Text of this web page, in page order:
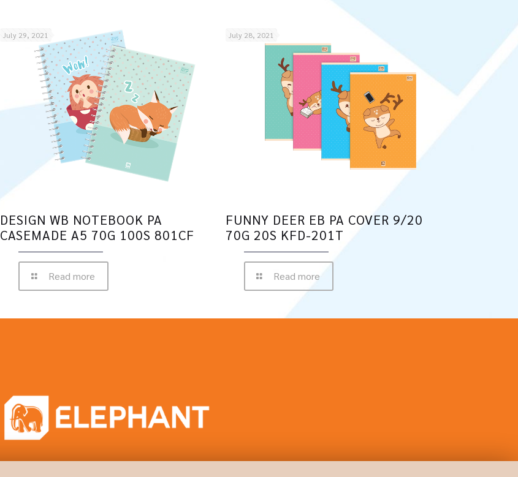
July 29, 2021
DESIGN WB NOTEBOOK PA
CASEMADE A5 70G 100S 801CF
Read more
July 28, 2021
FUNNY DEER EB PA COVER 9/20
70G 20S KFD-201T
Read more